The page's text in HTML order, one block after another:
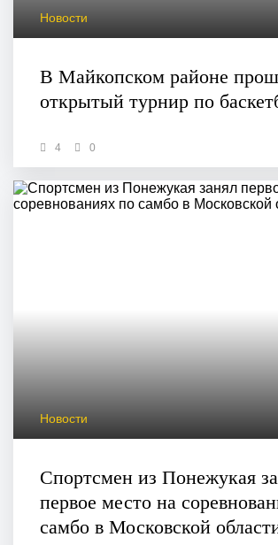
Новости
В Майкопском районе
открытый турнир по
4 0
Новости
Спортсмен из Понежукая
первое место на
самбо в Московской